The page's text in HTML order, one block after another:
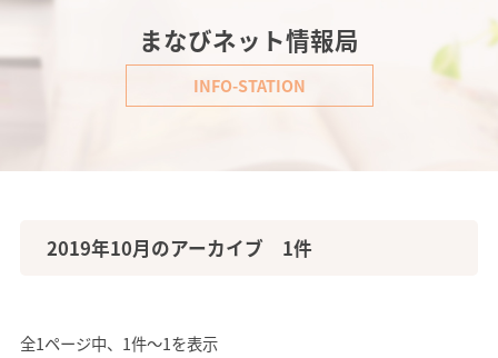
まなびネット情報局
INFO-STATION
2019年10月のアーカイブ 1件
全1ページ中、1件〜1を表示